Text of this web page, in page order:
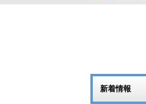
新着情報